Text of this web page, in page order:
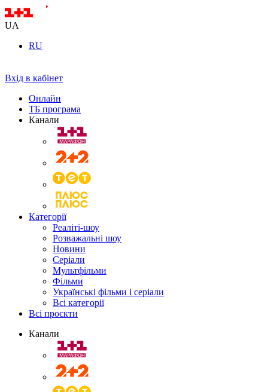
UA
RU
Вхід в кабінет
Онлайн
ТБ програма
Канали
Категорії
Реаліті-шоу
Розважальні шоу
Новини
Серіали
Мультфільми
Фільми
Українські фільми і серіали
Всі категорії
Всі проєкти
Канали